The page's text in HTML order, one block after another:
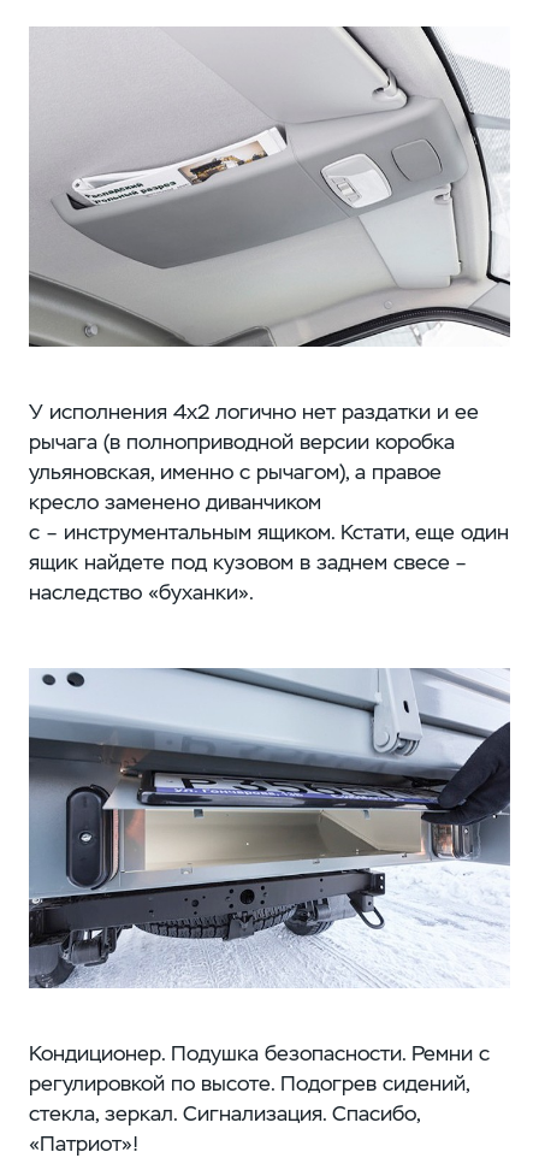
У исполнения 4х2 логично нет раздатки и ее
рычага (в полноприводной версии коробка
ульяновская, именно с рычагом), а правое
кресло заменено диванчиком
с – инструментальным ящиком. Кстати, еще один
ящик найдете под кузовом в заднем свесе –
наследство «буханки».
Кондиционер. Подушка безопасности. Ремни с
регулировкой по высоте. Подогрев сидений,
стекла, зеркал. Сигнализация. Спасибо,
«Патриот»!